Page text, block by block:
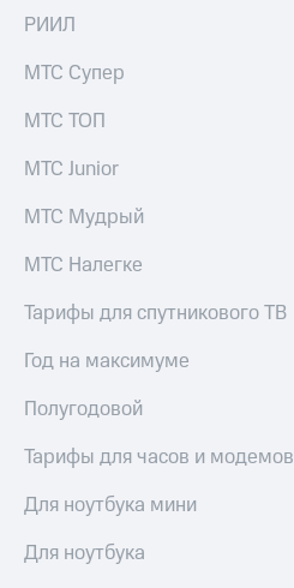
РИИЛ
МТС Супер
МТС ТОП
МТС Junior
МТС Мудрый
МТС Налегке
Тарифы для спутникового ТВ
Год на максимуме
Полугодовой
Тарифы для часов и модемов
Для ноутбука мини
Для ноутбука